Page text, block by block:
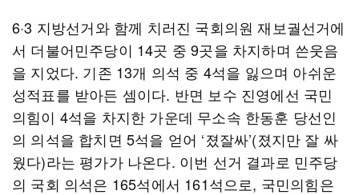
6·3 지방선거와 함께 치러진 국회의원 재보궐선거에
서 더불어민주당이 14곳 중 9곳을 차지하며 쓴웃음
을 지었다. 기존 13개 의석 중 4석을 잃으며 아쉬운
성적표를 받아든 셈이다. 반면 보수 진영에선 국민
의힘이 4석을 차지한 가운데 무소속 한동훈 당선인
의 의석을 합치면 5석을 얻어 ‘졌잘싸’(졌지만 잘 싸
웠다)라는 평가가 나온다. 이번 선거 결과로 민주당
의 국회 의석은 165석에서 161석으로, 국민의힘은